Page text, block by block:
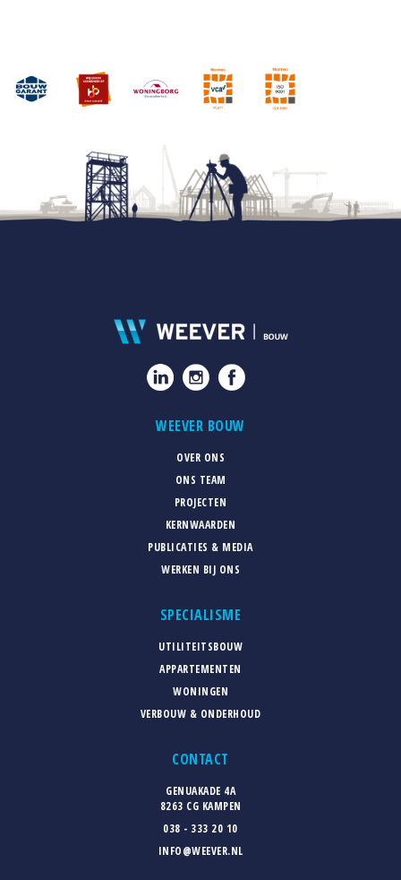
WEEVER BOUW
OVER ONS
ONS TEAM
PROJECTEN
KERNWAARDEN
PUBLICATIES & MEDIA
WERKEN BIJ ONS
SPECIALISME
UTILITEITSBOUW
APPARTEMENTEN
WONINGEN
VERBOUW & ONDERHOUD
CONTACT
GENUAKADE 4A
8263 CG KAMPEN
038 - 333 20 10
INFO@WEEVER.NL